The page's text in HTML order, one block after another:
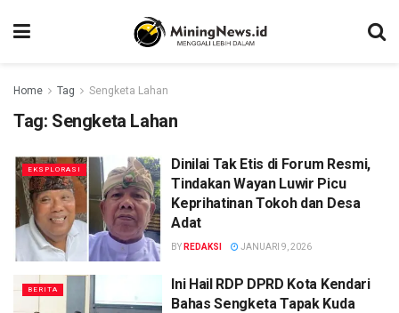
Home Tag Sengketa Lahan
Tag: Sengketa Lahan
EKSPLORASI
Dinilai Tak Etis di Forum Resmi,
Tindakan Wayan Luwir Picu
Keprihatinan Tokoh dan Desa
Adat
BY REDAKSI JANUARI 9, 2026
BERITA
Ini Hail RDP DPRD Kota Kendari
Bahas Sengketa Tapak Kuda